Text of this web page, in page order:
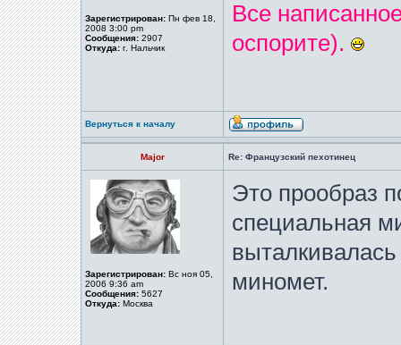
Зарегистрирован: Пн фев 18,
2008 3:00 pm
Сообщения: 2907
Откуда: г. Нальчик
Все
оспорите).
Вернуться к началу
Major Re: Французский пехотинец
Зарегистрирован: Вс ноя 05,
2006 9:36 am
Сообщения: 5627
Откуда: Москва
Это прообраз
специальная
миномет.